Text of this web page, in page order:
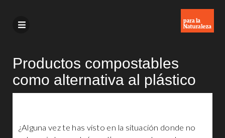
Productos compostables
como alternativa al plástico
¿Alguna vez te has visto en la situación donde no